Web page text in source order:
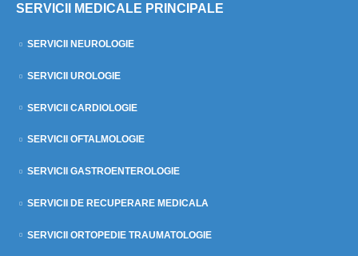
SERVICII MEDICALE PRINCIPALE
SERVICII NEUROLOGIE
SERVICII UROLOGIE
SERVICII CARDIOLOGIE
SERVICII OFTALMOLOGIE
SERVICII GASTROENTEROLOGIE
SERVICII DE RECUPERARE MEDICALA
SERVICII ORTOPEDIE TRAUMATOLOGIE